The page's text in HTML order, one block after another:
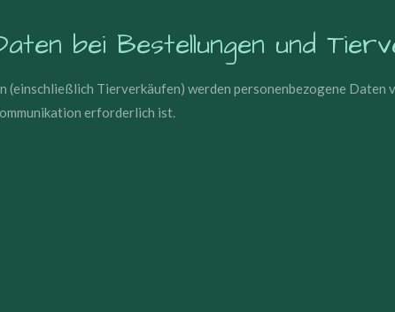
bei Bestellungen und
(einschließlich Tierverkäufen) werden personenbezogene Daten
erforderlich ist.